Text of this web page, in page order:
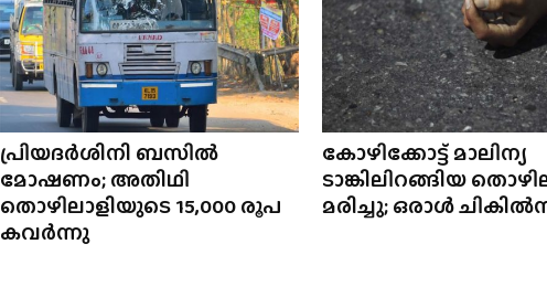
പ്രിയദർശിനി ബസിൽ
മോഷണം; അതിഥി
തൊഴിലാളിയുടെ 15,000 രൂപ
കവർന്നു
കോഴിക്കോട്ട് മാലിന്യ
ടാങ്കിലിറങ്ങിയ
മരിച്ചു; ഒരാൾ